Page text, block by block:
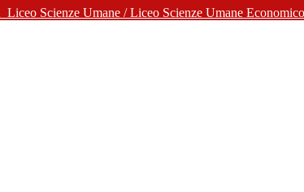
Liceo Scienze Umane / Liceo Scienze Umane